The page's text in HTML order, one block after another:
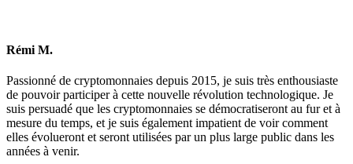
Rémi M.
Passionné de cryptomonnaies depuis 2015, je suis très enthousiaste
de pouvoir participer à cette nouvelle révolution technologique. Je
suis persuadé que les cryptomonnaies se démocratiseront au fur et à
mesure du temps, et je suis également impatient de voir comment
elles évolueront et seront utilisées par un plus large public dans les
années à venir.